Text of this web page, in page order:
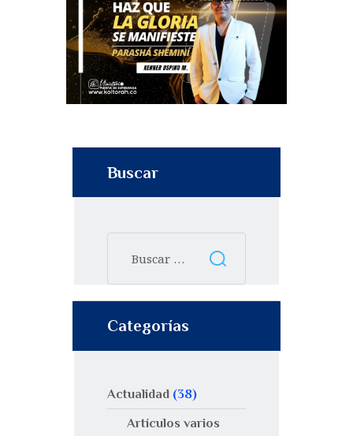
Buscar
Categorías
Actualidad (38)
Artículos varios